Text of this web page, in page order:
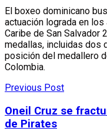
El boxeo dominicano
actuación lograda en
Caribe de San Salvador
medallas, incluidas dos
posición del medallero
Colombia.
Previous Post
Oneil Cruz se
de Pirates